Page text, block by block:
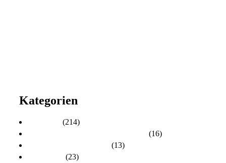
Kategorien
(214)
(16)
(13)
(23)